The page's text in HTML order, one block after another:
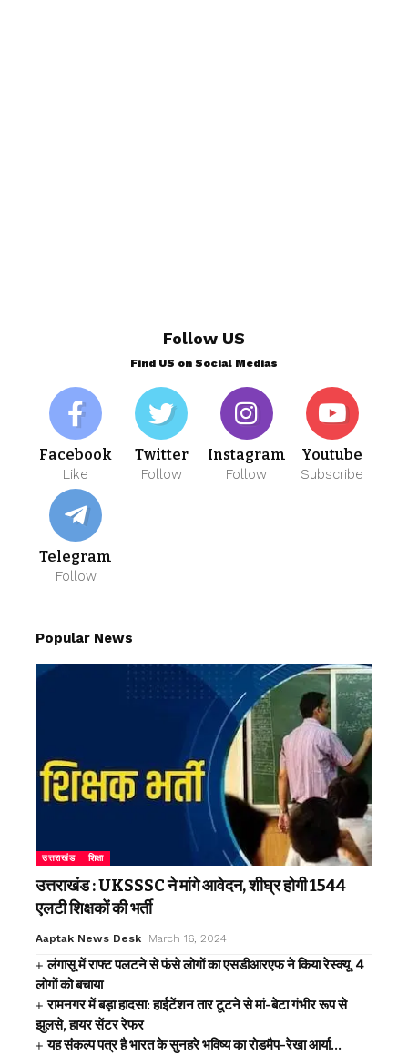
Follow US
Find US on Social Medias
Facebook
Like
Twitter
Follow
Instagram
Follow
Youtube
Subscribe
Telegram
Follow
Popular News
उत्तराखंड शिक्षा
उत्तराखंड : UKSSSC ने मांगे आवेदन, शीघ्र होगी 1544
एलटी शिक्षकों की भर्ती
Aaptak News Desk March 16, 2024
लंगासू में राफ्ट पलटने से फंसे लोगों का एसडीआरएफ ने किया रेस्क्यू, 4
लोगों को बचाया
रामनगर में बड़ा हादसा: हाईटेंशन तार टूटने से मां-बेटा गंभीर रूप से
झुलसे, हायर सेंटर रेफर
यह संकल्प पत्र है भारत के सुनहरे भविष्य का रोडमैप-रेखा आर्या…